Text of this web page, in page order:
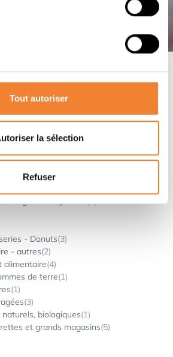
Tout autoriser
la sélection
Refuser
magasin de quartier(4)
- Donuts(3)
- autres(2)
alimentaire(4)
de terre(1)
(1)
(3)
biologiques(1)
et grands magasins(5)